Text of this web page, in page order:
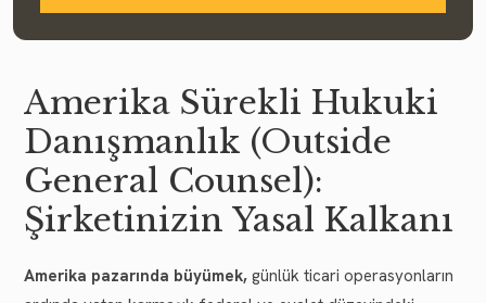
Amerika Sürekli Hukuki
Danışmanlık (Outside
General Counsel):
Şirketinizin Yasal Kalkanı
Amerika pazarında büyümek, günlük ticari operasyonların